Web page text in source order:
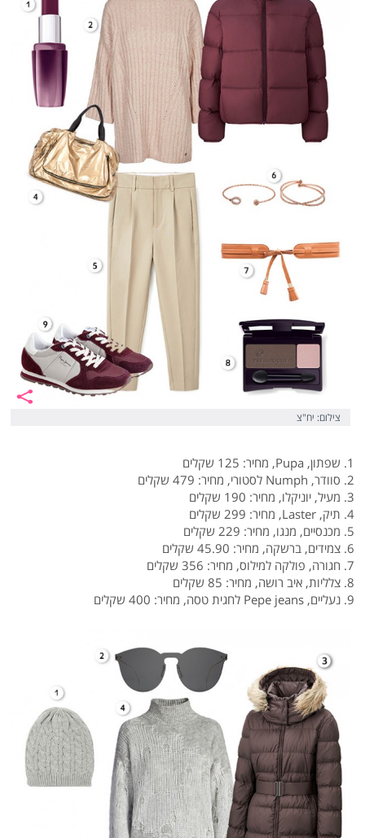
צילום: יח"צ
1. שפתון, Pupa, מחיר: 125 שקלים
2. סוודר, Numph לסטורי, מחיר: 479 שקלים
3. מעיל, יוניקלו, מחיר: 190 שקלים
4. תיק, Laster, מחיר: 299 שקלים
5. מכנסיים, מנגו, מחיר: 229 שקלים
6. צמידים, ברשקה, מחיר: 45.90 שקלים
7. חגורה, פולקה למילוס, מחיר: 356 שקלים
8. צלליות, איב רושה, מחיר: 85 שקלים
9. נעליים, Pepe jeans לחגית טסה, מחיר: 400 שקלים